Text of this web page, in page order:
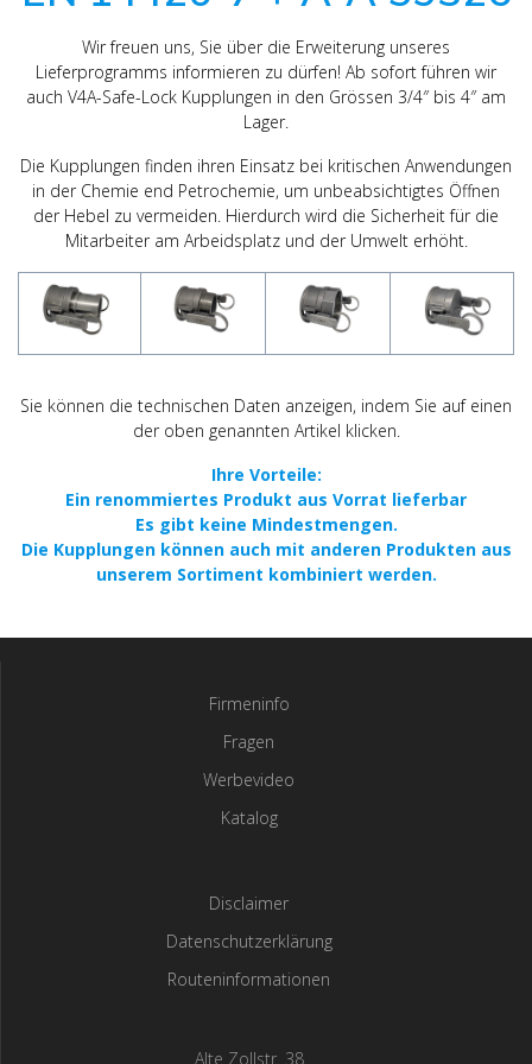
Wir freuen uns, Sie über die Erweiterung unseres
Lieferprogramms informieren zu dürfen! Ab sofort führen wir
auch V4A-Safe-Lock Kupplungen in den Grössen 3/4″ bis 4″ am
Lager.
Die Kupplungen finden ihren Einsatz bei kritischen Anwendungen
in der Chemie end Petrochemie, um unbeabsichtigtes Öffnen
der Hebel zu vermeiden. Hierdurch wird die Sicherheit für die
Mitarbeiter am Arbeidsplatz und der Umwelt erhöht.
Sie können die technischen Daten anzeigen, indem Sie auf einen
der oben genannten Artikel klicken.
Ihre Vorteile:
Ein renommiertes Produkt aus Vorrat lieferbar
Es gibt keine Mindestmengen.
Die Kupplungen können auch mit anderen Produkten aus
unserem Sortiment kombiniert werden.
Firmeninfo
Fragen
Werbevideo
Katalog
Disclaimer
Datenschutzerklärung
Routeninformationen
Alte Zollstr. 38